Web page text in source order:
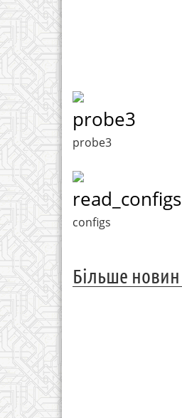
probe3
probe3
read_configs
configs
Більше новин